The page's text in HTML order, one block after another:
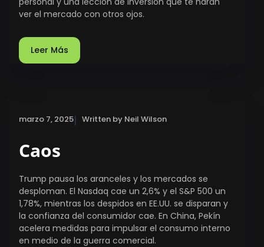
ver el mercado con otros ojos.
Leer Más
marzo 7, 2025| Written by Neil Wilson
Caos
Trump pausa los aranceles y los mercados se
desploman. El Nasdaq cae un 2,6% y el S&P 500 un
1,78%, mientras los despidos en EE.UU. se disparan y
la confianza del consumidor cae. En China, Pekín
acelera medidas para impulsar el consumo interno
en medio de la guerra comercial.